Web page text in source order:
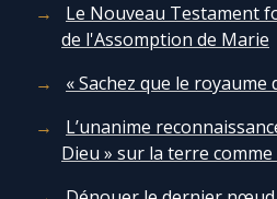
Le Nouveau Testament
de l'Assomption de Marie
« Sachez que le royaume
L’unanime
Dieu » sur la terre comme